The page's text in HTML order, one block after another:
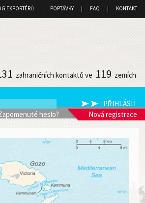
EXPORTÉRŮ POPTÁVKY FAQ KONTAKT
zahraničních kontaktů ve 119 zemích
Nová registrace
heslo?